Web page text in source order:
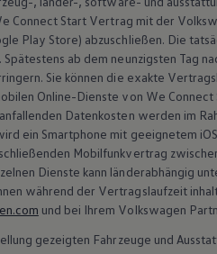
ID. Software Versionen und
Software-
Connect Start Vertrag mit der
Play Store) abzuschließen. Die
ab dem neunzigsten Tag
Sie können die exakte
Online-Dienste von We Connect
Datenkosten werden im
ein Smartphone mit geeignetem
Mobilfunkvertrag
Dienste kann länderabhängig
während der Vertragslaufzeit
und bei Ihrem Volkswagen
gezeigten Fahrzeuge und